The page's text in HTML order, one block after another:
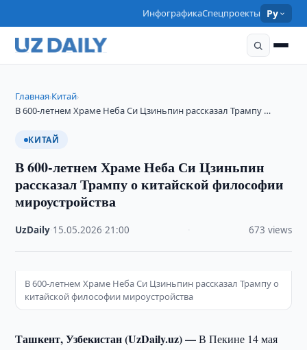
ИнфографикаСпецпроекты Ру
Главная›Китай›
В 600-летнем Храме Неба Си Цзиньпин рассказал Трампу …
КИТАЙ
В 600-летнем Храме Неба Си Цзиньпин
рассказал Трампу о китайской философии
мироустройства
UzDaily 15.05.2026 ·21:00 673 views
В 600-летнем Храме Неба Си Цзиньпин рассказал Трампу о
китайской философии мироустройства
Ташкент, Узбекистан (UzDaily.uz) —В Пекине 14 мая